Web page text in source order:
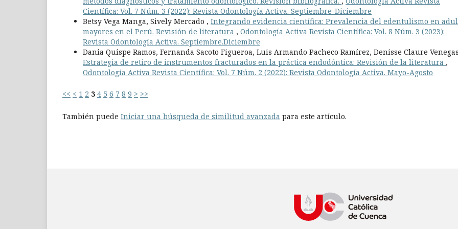
Científica: Vol. 7 Núm. 3 (2022): Revista Odontología Activa. Septiembre-Diciembre
Betsy Vega Manga, Sively Mercado , Integrando evidencia científica: Prevalencia del edentulismo en
mayores en el Perú. Revisión de literatura , Odontología Activa Revista Científica: Vol. 8 Núm. 3 (2023):
Revista Odontología Activa. Septiembre.Diciembre
Dania Quispe Ramos, Fernanda Sacoto Figueroa, Luis Armando Pacheco Ramírez, Denisse Claure
Estrategia de retiro de instrumentos fracturados en la práctica endodóntica: Revisión de la literatura ,
Odontología Activa Revista Científica: Vol. 7 Núm. 2 (2022): Revista Odontología Activa. Mayo-Agosto
<< < 1 2 3 4 5 6 7 8 9 > >>
También puede Iniciar una búsqueda de similitud avanzada para este artículo.